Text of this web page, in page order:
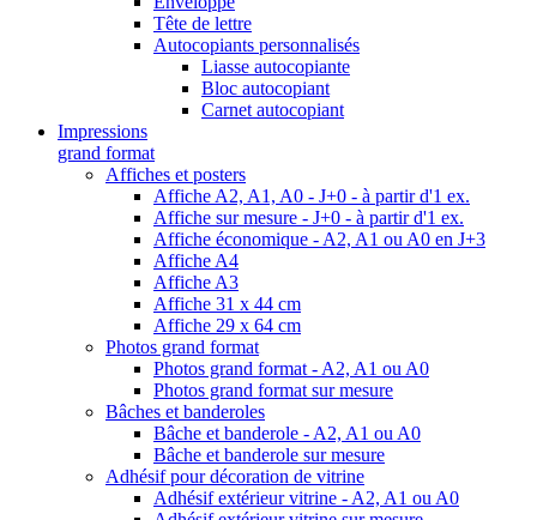
Tête de lettre
Autocopiants personnalisés
Liasse autocopiante
Bloc autocopiant
Carnet autocopiant
Impressions
grand format
Affiches et posters
Affiche A2, A1, A0 - J+0 - à partir d'1 ex.
Affiche sur mesure - J+0 - à partir d'1 ex.
Affiche économique - A2, A1 ou A0 en J+3
Affiche A4
Affiche A3
Affiche 31 x 44 cm
Affiche 29 x 64 cm
Photos grand format
Photos grand format - A2, A1 ou A0
Photos grand format sur mesure
Bâches et banderoles
Bâche et banderole - A2, A1 ou A0
Bâche et banderole sur mesure
Adhésif pour décoration de vitrine
Adhésif extérieur vitrine - A2, A1 ou A0